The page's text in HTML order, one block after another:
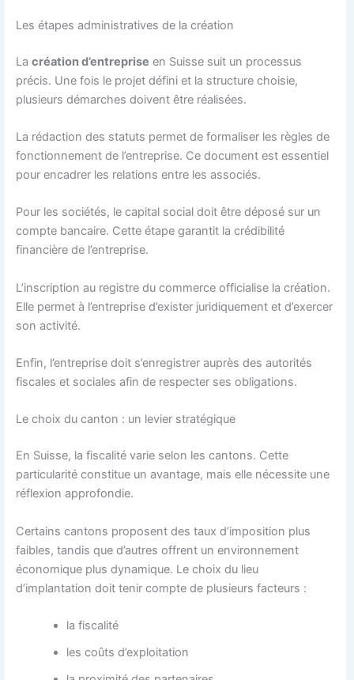
Les étapes administratives de la création
Lacréation d’entreprise en Suisse suit un processus
précis. Une fois le projet défini et la structure choisie,
plusieurs démarches doivent être réalisées.
La rédaction des statuts permet de formaliser les règles de
fonctionnement de l’entreprise. Ce document est essentiel
pour encadrer les relations entre les associés.
Pour les sociétés, le capital social doit être déposé sur un
compte bancaire. Cette étape garantit la crédibilité
financière de l’entreprise.
L’inscription au registre du commerce officialise la création.
Elle permet à l’entreprise d’exister juridiquement et d’exercer
son activité.
Enfin, l’entreprise doit s’enregistrer auprès des autorités
fiscales et sociales afin de respecter ses obligations.
Le choix du canton : un levier stratégique
En Suisse, la fiscalité varie selon les cantons. Cette
particularité constitue un avantage, mais elle nécessite une
réflexion approfondie.
Certains cantons proposent des taux d’imposition plus
faibles, tandis que d’autres offrent un environnement
économique plus dynamique. Le choix du lieu
d’implantation doit tenir compte de plusieurs facteurs :
la fiscalité
les coûts d’exploitation